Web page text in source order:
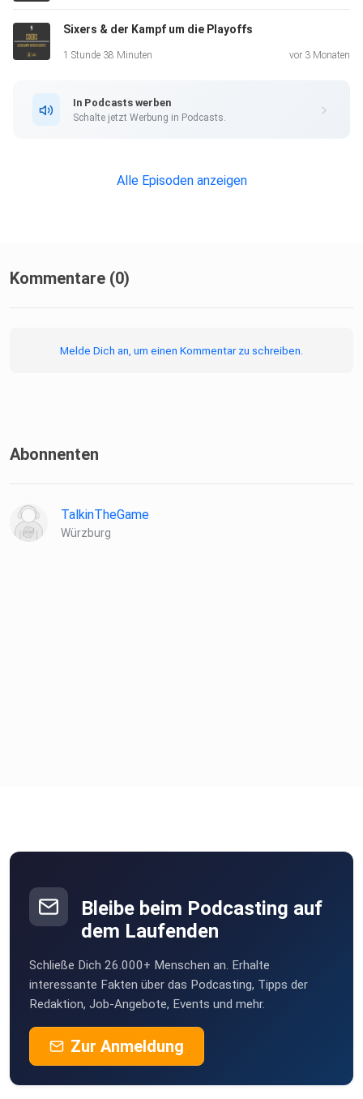
Alle Hörmöglichkeiten und Social-Media-Links findet ihr
Sixers & der Kampf um die Playoffs
1 Stunde 38 Minuten vor 3 Monaten
In Podcasts werben
Schalte jetzt Werbung in Podcasts.
Alle Episoden anzeigen
Kommentare (0)
Melde Dich an, um einen Kommentar zu schreiben.
Abonnenten
TalkinTheGame
Würzburg
Bleibe beim Podcasting auf
dem Laufenden
Schließe Dich 26.000+ Menschen an. Erhalte
interessante Fakten über das Podcasting, Tipps der
Redaktion, Job-Angebote, Events und mehr.
Zur Anmeldung